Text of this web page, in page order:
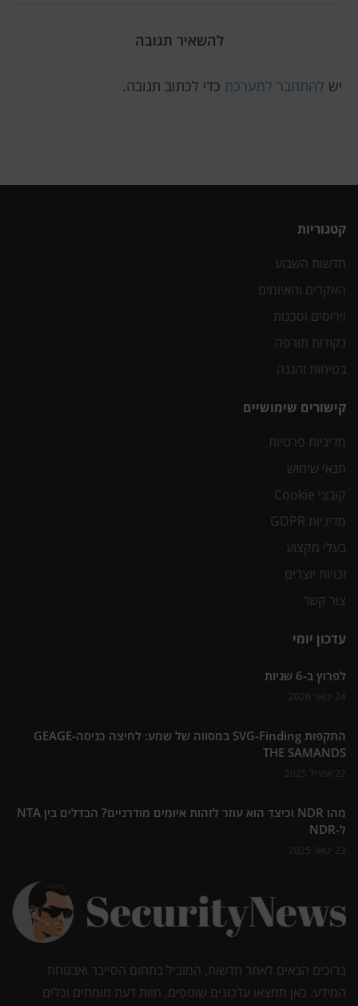
להשאיר תגובה
יש להתחבר למערכת כדי לכתוב תגובה.
קטגוריות
חדשות השבוע
האקרים והאיומים
וירוסים וסכנות
נקודות תורפה
בטיחות והגנה
קישורים שימושיים
מדיניות פרטיות
תנאי שימוש
קובצי Cookie
מדיניות GDPR
בעלי מקצוע
זכויות יוצרים
צור קשר
עדכון יומי
לפרוץ ב-6 שניות
24 ינואר 2026
התקפות SVG-Finding במסווה של שמע: לחיצה כניסה-GEAGE
THE SAMANDS
22 אפריל 2025
מהו NDR וכיצד הוא עוזר לזהות איומים מודרניים? הבדלים בין NTA
ל-NDR
23 ינואר 2025
ברוכים הבאים לאתר חדשות, המוביל בתחום הסייבר ואבטחת
המידע. כאן תמצאו עדכונים שוטפים, חוות דעת מומחים וכלים